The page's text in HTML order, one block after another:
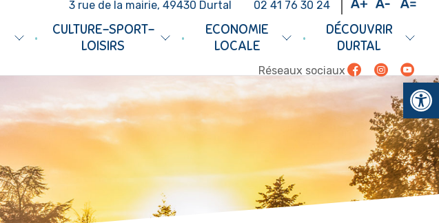
3 rue de la mairie, 49430 Durtal 02 41 76 30 24
•
CULTURE-SPORT-
LOISIRS
•
ECONOMIE
LOCALE
•
DÉCOUVRIR
DURTAL
Réseaux sociaux FacebookInstagram